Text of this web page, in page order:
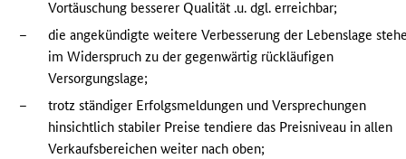
Vortäuschung besserer Qualität .u. dgl. erreichbar;
–
die angekündigte weitere Verbesserung der Lebenslage
im Widerspruch zu der gegenwärtig rückläufigen
Versorgungslage;
–
trotz ständiger Erfolgsmeldungen und Versprechungen
hinsichtlich stabiler Preise tendiere das Preisniveau in allen
Verkaufsbereichen weiter nach oben;